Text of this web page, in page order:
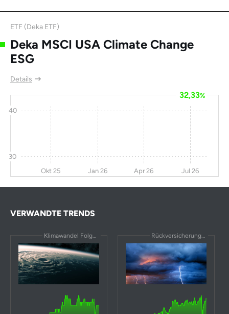
ETF (Deka ETF)
Deka MSCI USA Climate Change
ESG
Details
32,33%
30
40
Okt 25 Jan 26 Apr 26 Jul 26
VERWANDTE TRENDS
Klimawandel Folgen Rückversicherungen